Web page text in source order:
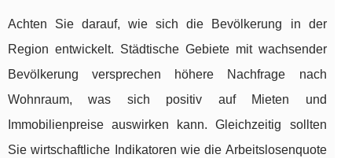
Achten Sie darauf, wie sich die Bevölkerung in der
Region entwickelt. Städtische Gebiete mit wachsender
Bevölkerung versprechen höhere Nachfrage nach
Wohnraum, was sich positiv auf Mieten und
Immobilienpreise auswirken kann. Gleichzeitig sollten
Sie wirtschaftliche Indikatoren wie die Arbeitslosenquote